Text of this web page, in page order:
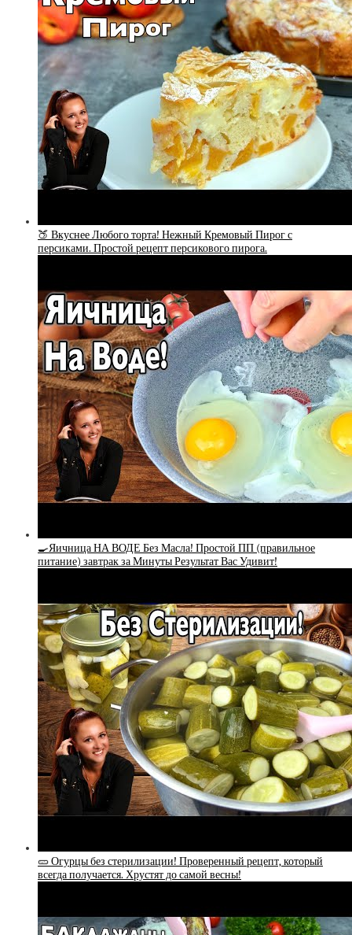
🍑 Вкуснее Любого торта! Нежный Кремовый Пирог с
персиками. Простой рецепт персикового пирога.
🍳Яичница НА ВОДЕ Без Масла! Простой ПП (правильное
питание) завтрак за Минуты Результат Вас Удивит!
🥒 Огурцы без стерилизации! Проверенный рецепт, который
всегда получается. Хрустят до самой весны!